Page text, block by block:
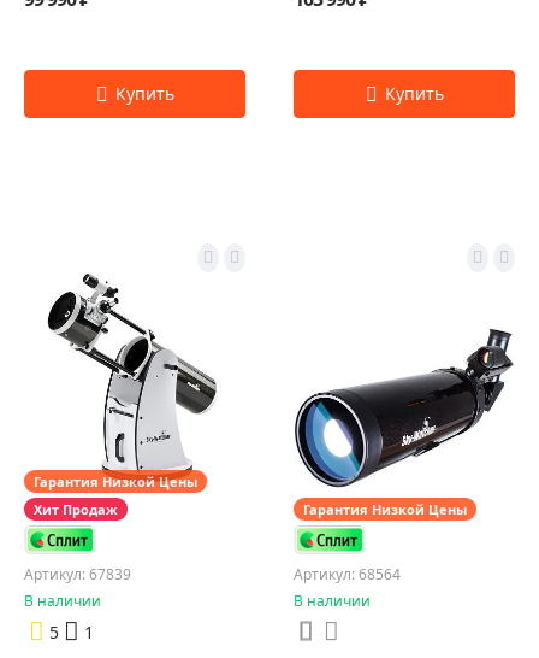
Гарантия Низкой Цены
Хит Продаж
Артикул: 67839
В наличии
5
1
Гарантия Низкой Цены
Артикул: 68564
В наличии